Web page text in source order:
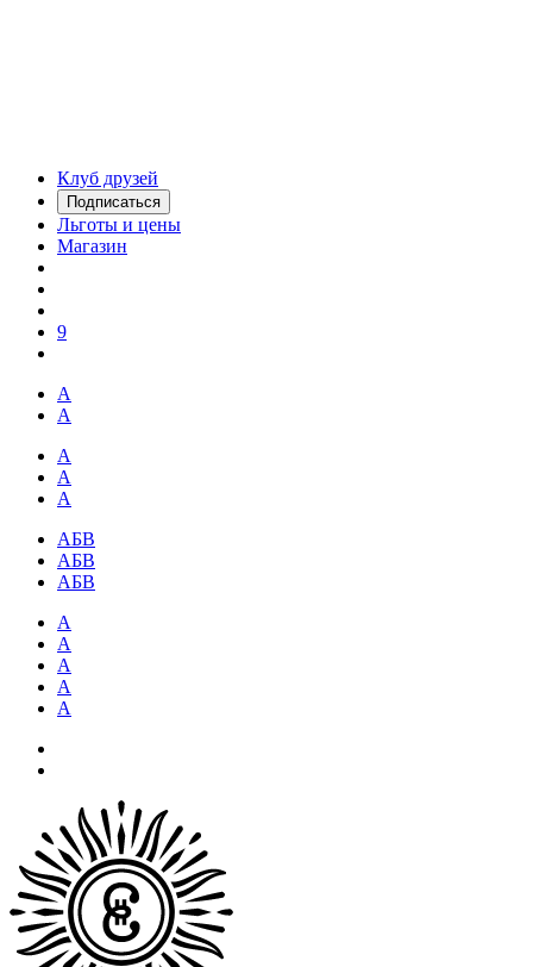
Клуб друзей
Подписаться
Льготы и цены
Магазин
9
А
А
А
А
А
АБВ
АБВ
АБВ
А
А
А
А
А